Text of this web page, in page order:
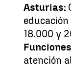
Asturias:
18.000 y
Funciones
atención